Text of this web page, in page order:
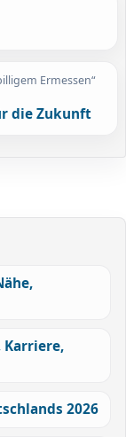
Ermessen“
die Zukunft
Karriere,
2026